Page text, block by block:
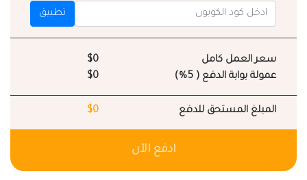
تطبيق
سعر العمل كامل
$0
عمولة بوابة الدفع ( 5%)
$0
المبلغ المستحق للدفع $0
ادفع الآن